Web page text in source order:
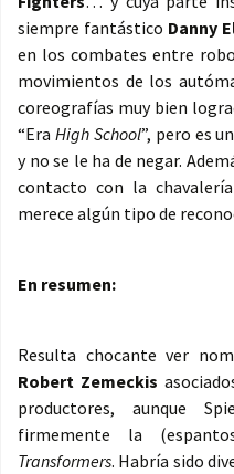
siempre fantástico Danny
en los combates entre
movimientos de los
coreografías muy bien
“Era High School”, pero es
y no se le ha de negar.
contacto con la
merece algún tipo de
En resumen:
Resulta chocante ver
Robert Zemeckis
productores, aunque
firmemente la
Transformers. Habría sido